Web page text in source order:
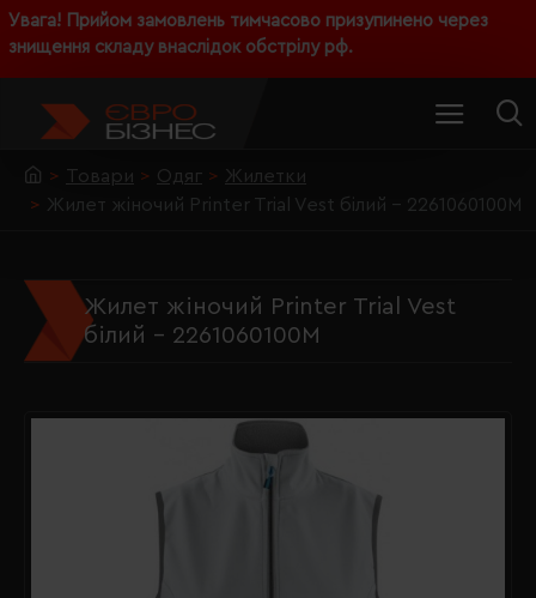
Увага! Прийом замовлень тимчасово призупинено через
знищення складу внаслідок обстрілу рф.
Товари Одяг
Жилетки
Жилет жіночий Printer Trial Vest білий - 2261060100M
Жилет жіночий Printer Trial Vest
білий - 2261060100M